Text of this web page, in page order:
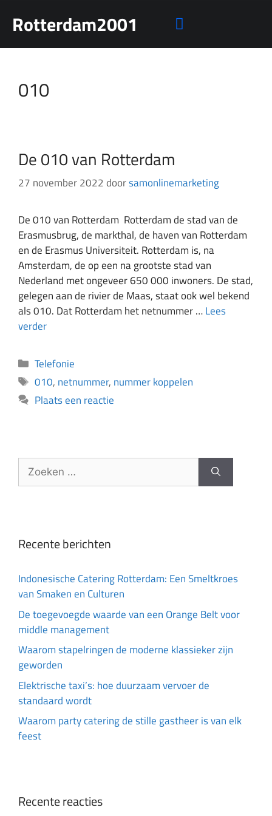
Rotterdam2001
010
De 010 van Rotterdam
27 november 2022 doorsamonlinemarketing
De 010 van Rotterdam Rotterdam de stad van de
Erasmusbrug, de markthal, de haven van Rotterdam
en de Erasmus Universiteit. Rotterdam is, na
Amsterdam, de op een na grootste stad van
Nederland met ongeveer 650 000 inwoners. De stad,
gelegen aan de rivier de Maas, staat ook wel bekend
als 010. Dat Rotterdam het netnummer …Lees
verder
Telefonie
010, netnummer, nummer koppelen
Plaats een reactie
Recente berichten
Indonesische Catering Rotterdam: Een Smeltkroes
van Smaken en Culturen
De toegevoegde waarde van een Orange Belt voor
middle management
Waarom stapelringen de moderne klassieker zijn
geworden
Elektrische taxi’s: hoe duurzaam vervoer de
standaard wordt
Waarom party catering de stille gastheer is van elk
feest
Recente reacties